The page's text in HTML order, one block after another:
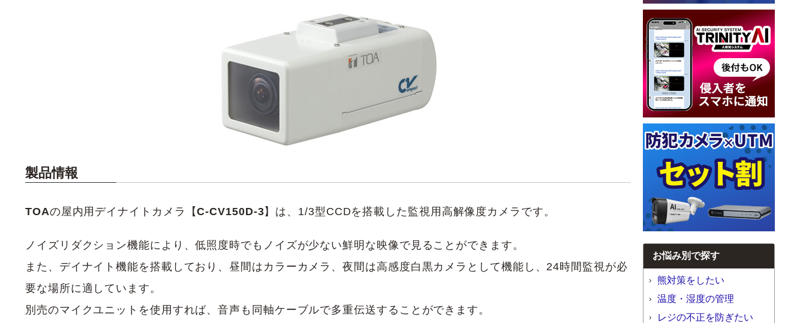
製品情報
TOAの屋内用デイナイトカメラ【C-CV150D-3】は、1/3型CCDを搭載した監視用高解像度カメラです。
ノイズリダクション機能により、低照度時でもノイズが少ない鮮明な映像で見ることができます。
また、デイナイト機能を搭載しており、昼間はカラーカメラ、夜間は高感度白黒カメラとして機能し、24時間監視が必
要な場所に適しています。
別売のマイクユニットを使用すれば、音声も同軸ケーブルで多重伝送することができます。
お悩み別で探す
熊対策をしたい
温度・湿度の管理
レジの不正を防ぎたい